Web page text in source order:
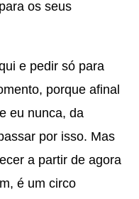
os seus
e pedir só para
porque afinal
eu nunca, da
por isso. Mas
a partir de agora
é um circo